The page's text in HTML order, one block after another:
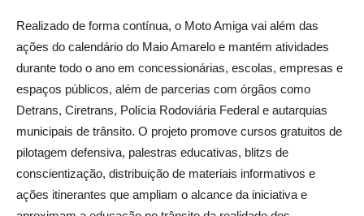
Realizado de forma contínua, o Moto Amiga vai além das
ações do calendário do Maio Amarelo e mantém atividades
durante todo o ano em concessionárias, escolas, empresas e
espaços públicos, além de parcerias com órgãos como
Detrans, Ciretrans, Polícia Rodoviária Federal e autarquias
municipais de trânsito. O projeto promove cursos gratuitos de
pilotagem defensiva, palestras educativas, blitzs de
conscientização, distribuição de materiais informativos e
ações itinerantes que ampliam o alcance da iniciativa e